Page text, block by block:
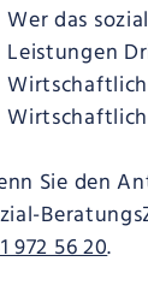
Wer das
Leistungen
Sie den
972 56 20.